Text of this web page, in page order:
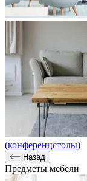
(конференцстолы)
Назад
Предметы мебели